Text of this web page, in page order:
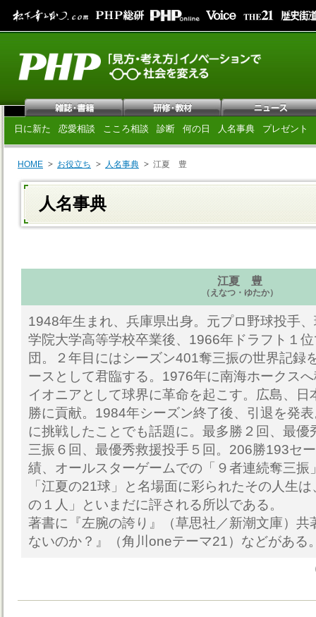
日に新た 恋愛相談 こころ相談 診断 何の日 人名事典 プレゼント
HOME お役立ち 人名事典 江夏 豊
人名事典
江夏 豊
（えなつ・ゆたか）
1948年生まれ、兵庫県出身。元プロ野球投手
学院大学高等学校卒業後、1966年ドラフト１
団。２年目にはシーズン401奪三振の世界記録
ースとして君臨する。1976年に南海ホークス
イオニアとして球界に革命を起こす。広島、日
勝に貢献。1984年シーズン終了後、引退を発
に挑戦したことでも話題に。最多勝２回、最優
三振６回、最優秀救援投手５回。206勝193セ
績、オールスターゲームでの「９者連続奪三振
「江夏の21球」と名場面に彩られたその人生
の１人」といまだに評される所以である。
著書に『左腕の誇り』（草思社／新潮文庫）共
ないのか？』（角川oneテーマ21）などがある